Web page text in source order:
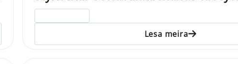
Lesa meira